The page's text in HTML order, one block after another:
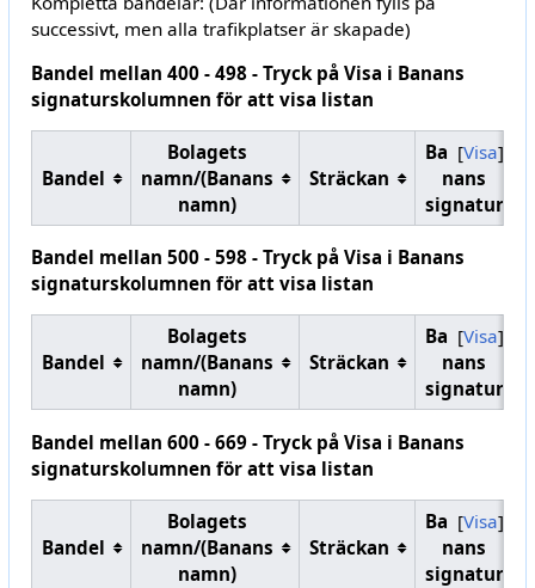
successivt, men alla trafikplatser är skapade)
Bandel mellan 400 - 498 - Tryck på Visa i Banans
signaturskolumnen för att visa listan
Bandel
Bolagets
namn/(Banans
namn)
Sträckan
Visa
Ba
nans
signatur
Bandel mellan 500 - 598 - Tryck på Visa i Banans
signaturskolumnen för att visa listan
Bandel
Bolagets
namn/(Banans
namn)
Sträckan
Visa
Ba
nans
signatur
Bandel mellan 600 - 669 - Tryck på Visa i Banans
signaturskolumnen för att visa listan
Bandel
Bolagets
namn/(Banans
namn)
Sträckan
Visa
Ba
nans
signatur